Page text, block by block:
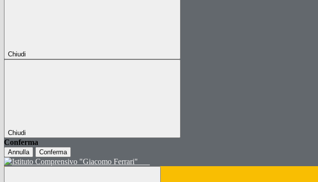
Chiudi
Chiudi
Conferma
Annulla Conferma